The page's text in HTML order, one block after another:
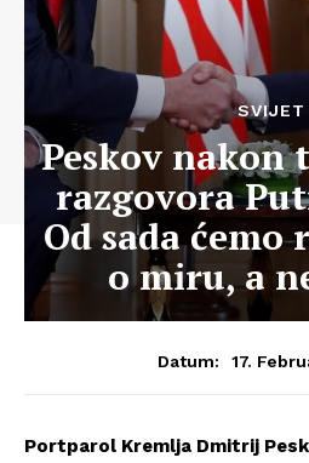
SVIJET
Peskov nakon
razgovora
Od sada
o miru, a
Datum: 17.
Portparol Kremlja Dmitrij